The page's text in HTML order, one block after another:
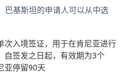
巴基斯坦的申请人可以从中选
次入境签证，用于在肯尼亚进行
自签发之日起，有效期为3个
亚停留90天